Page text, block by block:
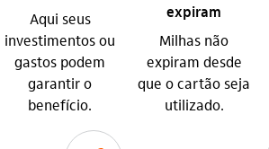
Aqui seus
investimentos ou
gastos podem
garantir o
benefício.
expiram
Milhas não
expiram desde
que o cartão seja
utilizado.